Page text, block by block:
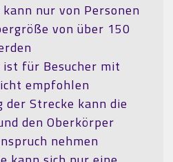
nur von Personen
von über 150
für Besucher mit
empfohlen
der Strecke kann die
den Oberkörper
nehmen